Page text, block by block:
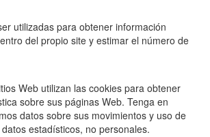
utilizadas para obtener información
del propio site y estimar el número de
Web utilizan las cookies para obtener
sobre sus páginas Web. Tenga en
datos sobre sus movimientos y uso de
estadísticos, no personales.